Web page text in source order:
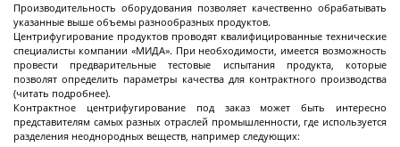
Декантеры
Декантерная центрифуга для осаждения
твёрдых частиц
Производительность оборудования позволяет качественно обрабатывать
указанные выше объемы разнообразных продуктов.
Центрифугирование продуктов проводят квалифицированные технические
специалисты компании «МИДА». При необходимости, имеется возможность
провести предварительные тестовые испытания продукта, которые
позволят определить параметры качества для контрактного производства
(читать подробнее).
Контрактное центрифугирование под заказ может быть интересно
представителям самых разных отраслей промышленности, где используется
разделения неоднородных веществ, например следующих: